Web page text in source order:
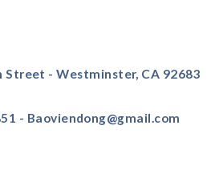
Street - Westminster, CA 92683
- Baoviendong@gmail.com